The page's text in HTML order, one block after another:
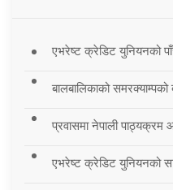
एभरेष्ट क्रेडिट युनियनको
बालबालिकाको समरक्याम्पको
प्रवासमा नेपाली पाठ्यक्रम
एभरेष्ट क्रेडिट युनियनको